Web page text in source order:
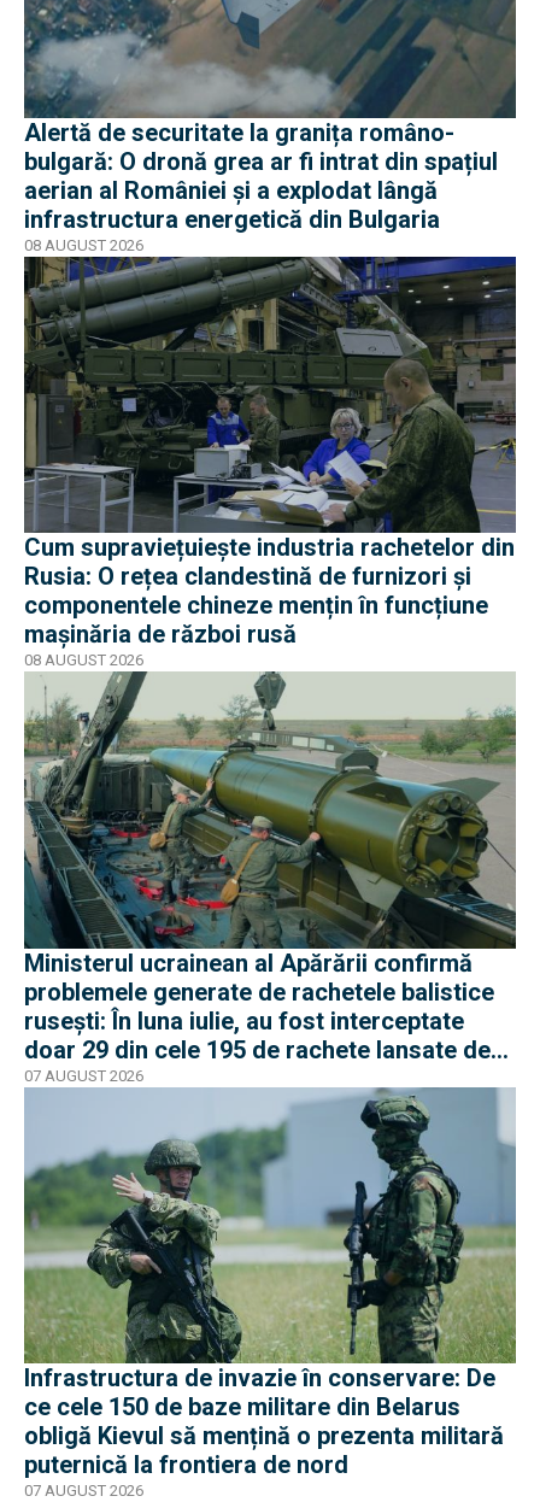
Alertă de securitate la granița româno-
bulgară: O dronă grea ar fi intrat din spațiul
aerian al României și a explodat lângă
infrastructura energetică din Bulgaria
08 AUGUST 2026
Cum supraviețuiește industria rachetelor din
Rusia: O rețea clandestină de furnizori și
componentele chineze mențin în funcțiune
mașinăria de război rusă
08 AUGUST 2026
Ministerul ucrainean al Apărării confirmă
problemele generate de rachetele balistice
rusești: În luna iulie, au fost interceptate
doar 29 din cele 195 de rachete lansate de
armata rusă
07 AUGUST 2026
Infrastructura de invazie în conservare: De
ce cele 150 de baze militare din Belarus
obligă Kievul să mențină o prezenta militară
puternică la frontiera de nord
07 AUGUST 2026